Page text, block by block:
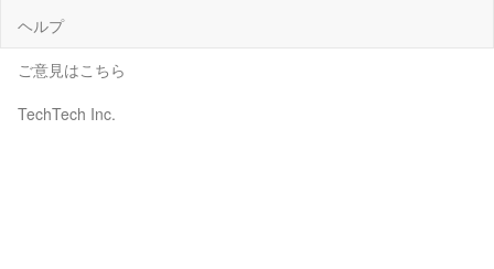
ヘルプ
ご意見はこちら
TechTech Inc.